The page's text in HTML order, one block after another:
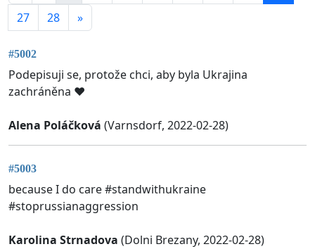
27
28 »
#5002
Podepisuji se, protože chci, aby byla Ukrajina
zachráněna ❤️
Alena Poláčková (Varnsdorf, 2022-02-28)
#5003
because I do care #standwithukraine
#stoprussianaggression
Karolina Strnadova (Dolni Brezany, 2022-02-28)